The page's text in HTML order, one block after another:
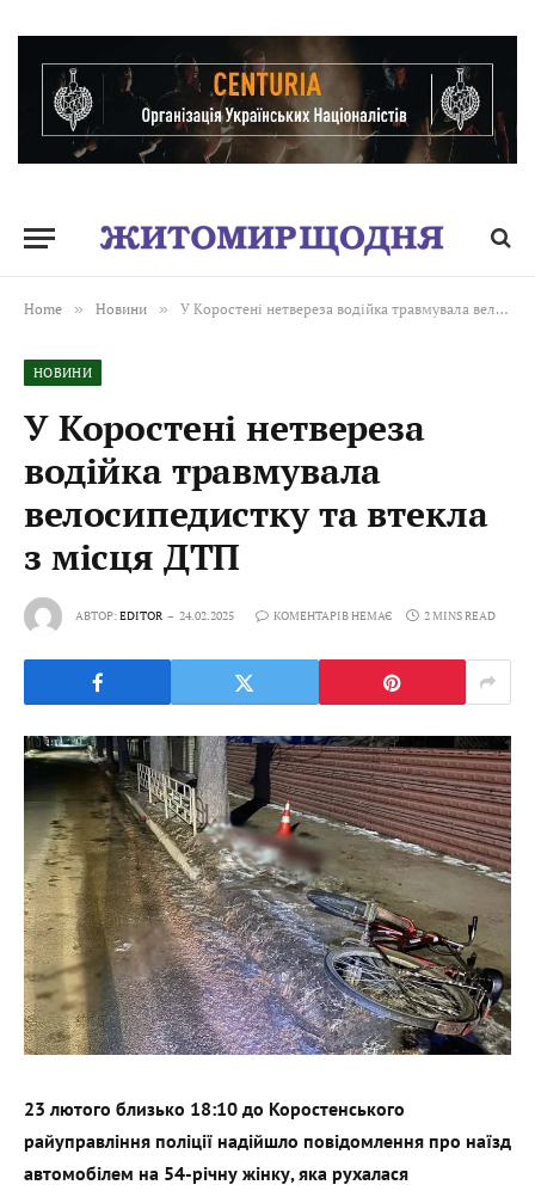
Home » Новини » У Коростені нетвереза водійка травмувала велосипедистку та втекла з місця ДТП
НОВИНИ
У Коростені нетвереза
водійка травмувала
велосипедистку та втекла
з місця ДТП
АВТОР:EDITOR 24.02.2025 КОМЕНТАРІВ НЕМАЄ 2 MINS READ
23 лютого близько 18:10 до Коростенського
райуправління поліції надійшло повідомлення про наїзд
автомобілем на 54-річну жінку, яка рухалася